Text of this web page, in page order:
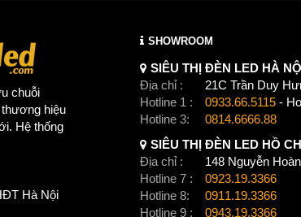
chuỗi
hiệu
Hệ thống
Hà Nội
SHOWROOM
SIÊU THỊ ĐÈN LED HÀ
Địa chỉ :
21C Trần Duy
Hotline 1 :
0933.66.5115 -
Hotline 3:
0814.6666.88
SIÊU THỊ ĐÈN LED HỒ
Địa chỉ :
148 Nguyễn
Hotline 7 :
0923.19.3366
Hotline 8:
0911.19.3366
Hotline 9 :
0943.19.3366